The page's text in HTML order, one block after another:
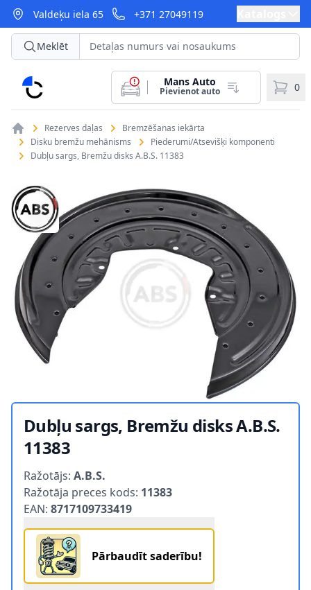
Valdeķu iela 65 +371 27049119
CarParts
Meklēt
Mans Auto
Pievienot auto 0
Rezerves daļas
Bremzēšanas iekārta
Disku bremžu mehānisms
Piederumi/Atsevišķi komponenti
Dubļu sargs, Bremžu disks A.B.S. 11383
Dubļu sargs, Bremžu disks A.B.S.
11383
Ražotājs: A.B.S.
Ražotāja preces kods: 11383
EAN: 8717109733419
Pārbaudīt saderību!